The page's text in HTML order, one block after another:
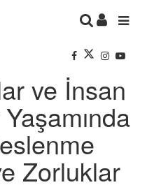
ve İnsan
Zorluklar